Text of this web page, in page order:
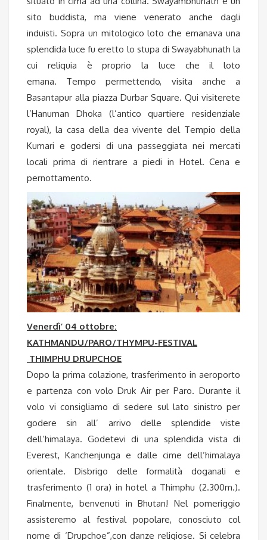
sito buddista, ma viene venerato anche dagli
induisti. Sopra un mitologico loto che emanava una
splendida luce fu eretto lo stupa di Swayabhunath la
cui reliquia è proprio la luce che il loto
emana. Tempo permettendo, visita anche a
Basantapur alla piazza Durbar Square. Qui visiterete
l’Hanuman Dhoka (l’antico quartiere residenziale
royal), la casa della dea vivente del Tempio della
Kumari e godersi di una passeggiata nei mercati
locali prima di rientrare a piedi in Hotel. Cena e
pernottamento.
Venerdì’ 04 ottobre:
KATHMANDU/PARO/THYMPU-FESTIVAL
THIMPHU DRUPCHOE
Dopo la prima colazione, trasferimento in aeroporto
e partenza con volo Druk Air per Paro. Durante il
volo vi consigliamo di sedere sul lato sinistro per
godere sin all’ arrivo delle splendide viste
dell’himalaya. Godetevi di una splendida vista di
Everest, Kanchenjunga e dalle cime dell’himalaya
orientale. Disbrigo delle formalità doganali e
trasferimento (1 ora) in hotel a Thimphu (2.300m.).
Finalmente, benvenuti in Bhutan! Nel pomeriggio
assisteremo al festival popolare, conosciuto col
nome di ‘Drupchoe”,con danze religiose. Si celebra